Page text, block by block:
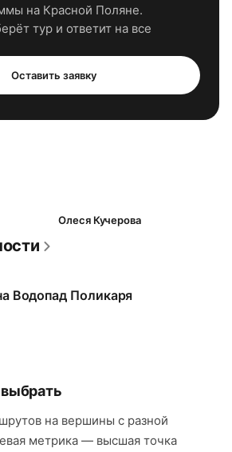
на Красной Поляне.
тур и ответит на все
Оставить заявку
Олеся Кучерова
Водопад Поликаря
на вершины с разной
метрика — высшая точка